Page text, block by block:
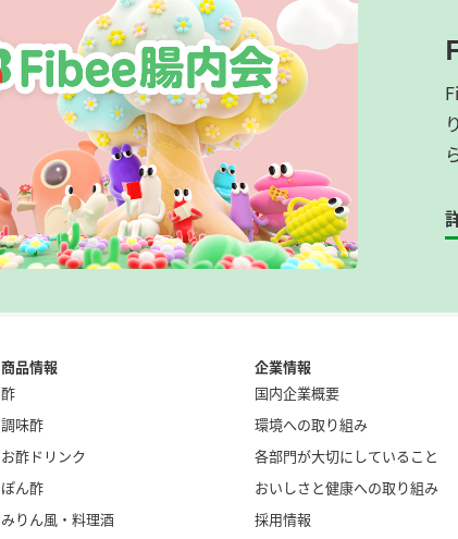
商品情報
酢
調味酢
お酢ドリンク
ぽん酢
みりん風・料理酒
企業情報
国内企業概要
環境への取り組み
各部門が大切にしていること
おいしさと健康への取り組み
採用情報